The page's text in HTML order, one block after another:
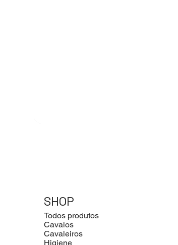
SHOP
Todos produtos
Cavalos
Cavaleiros
Higiene